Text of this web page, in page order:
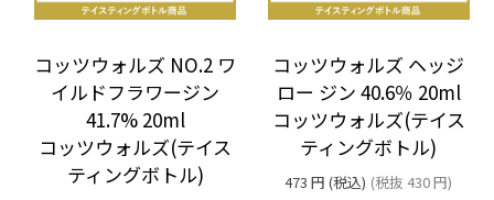
コッツウォルズ NO.2 ワ
イルドフラワージン
41.7% 20ml
コッツウォルズ(テイス
ティングボトル)
コッツウォルズ ヘッジ
ロー ジン 40.6％ 20ml
コッツウォルズ(テイス
ティングボトル)
473 円 (税込) (税抜 430円)